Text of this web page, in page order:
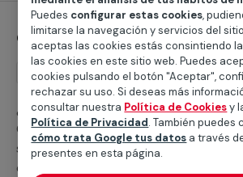
Control de plagas de Hormigas
Servicio
¿No sabes qué hacer para matar las
Contamos con un servicio
solventará todos los problemas que
de efectuar el control de plagas de
Puedes configurar estas cookies,
limitarse la navegación y servicios del
aceptas las cookies estás consintiendo
las cookies en este sitio web. Puedes
cookies pulsando el botón "Aceptar",
rechazar su uso. Si deseas más
consultar nuestra Política de Cookiesy
Política de Privacidad. También puedes
cómo trata Google tus datos a través
presentes en esta página.